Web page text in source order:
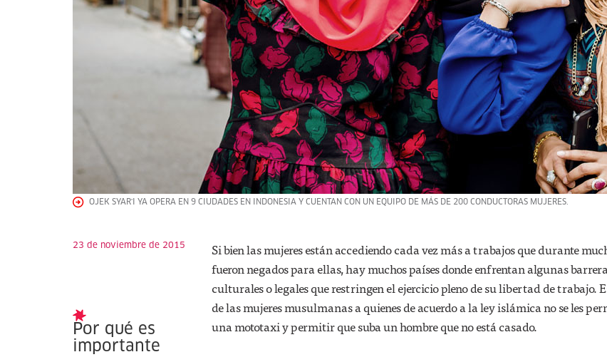
OJEK SYAR'I YA OPERA EN 9 CIUDADES EN INDONESIA Y CUENTAN CON UN EQUIPO DE MÁS DE 200 CONDUCTORAS MUJERES.
23 de noviembre de 2015
Por qué es
importante
Si bien las mujeres están accediendo cada vez más a trabajos que durante
fueron negados para ellas, hay muchos países donde enfrentan algunas
culturales o legales que restringen el ejercicio pleno de su libertad de trabajo.
de las mujeres musulmanas a quienes de acuerdo a la ley islámica no se les
una mototaxi y permitir que suba un hombre que no está casado.